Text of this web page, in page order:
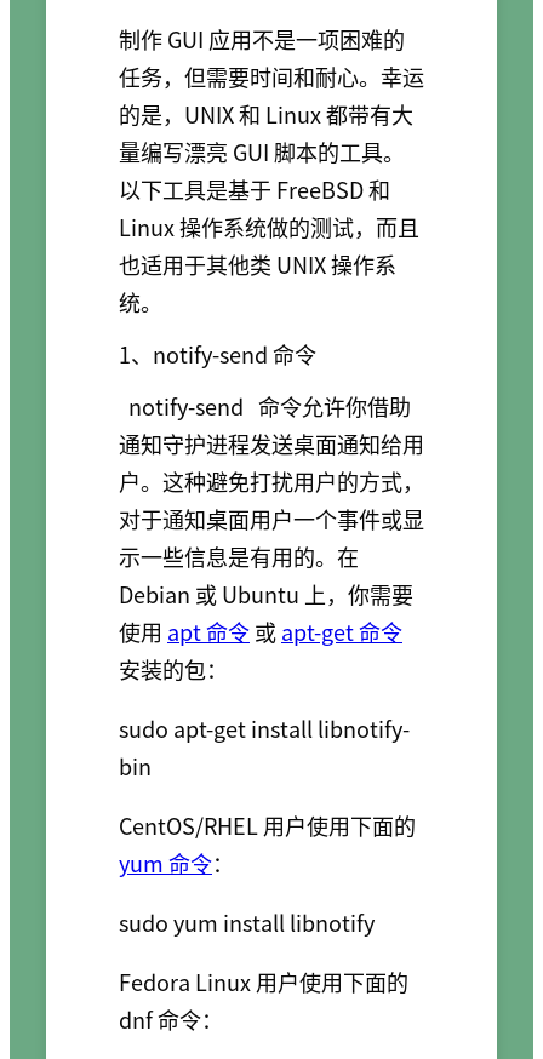
制作 GUI 应用不是一项困难的
任务，但需要时间和耐心。幸运
的是，UNIX 和 Linux 都带有大
量编写漂亮 GUI 脚本的工具。
以下工具是基于 FreeBSD 和
Linux 操作系统做的测试，而且
也适用于其他类 UNIX 操作系
统。
1、notify-send 命令
notify-send 命令允许你借助
通知守护进程发送桌面通知给用
户。这种避免打扰用户的方式，
对于通知桌面用户一个事件或显
示一些信息是有用的。在
Debian 或 Ubuntu 上，你需要
使用 apt 命令或apt-get 命令
安装的包：
sudo apt-get install libnotify-
CentOS/RHEL 用户使用下面的
yum 命令：
Fedora Linux 用户使用下面的
dnf 命令：